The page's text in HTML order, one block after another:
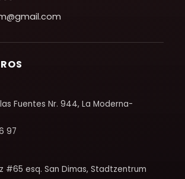
Fuentes Nr. 944, La Moderna-
97
#65 esq. San Dimas, Stadtzentrum